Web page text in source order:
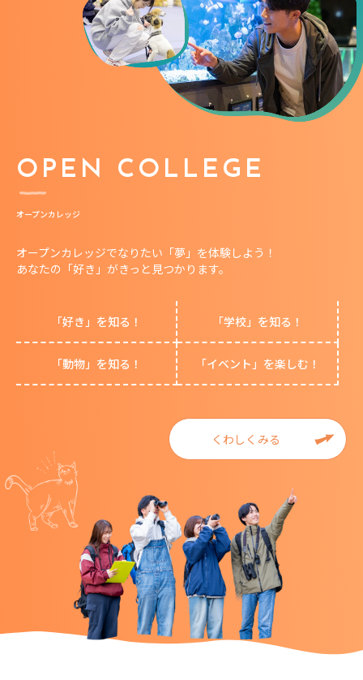
OPEN COLLEGE
オープンカレッジ
オープンカレッジでなりたい「夢」を体験しよう！
あなたの「好き」がきっと見つかります。
「好き」を知る！ 「学校」を知る！
「動物」を知る！ 「イベント」を楽しむ！
くわしくみる